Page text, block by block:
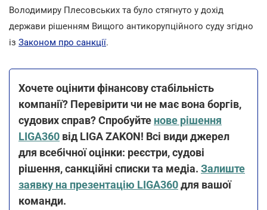
Володимиру Плесовських та було стягнуто у дохід
держави рішенням Вищого антикорупційного суду згідно
із Законом про санкції.
Хочете оцінити фінансову стабільність
компанії? Перевірити чи не має вона боргів,
судових справ? Спробуйте нове рішення
LIGA360 від LIGA ZAKON! Всі види джерел
для всебічної оцінки: реєстри, судові
рішення, санкційні списки та медіа. Залиште
заявку на презентацію LIGA360для вашої
команди.